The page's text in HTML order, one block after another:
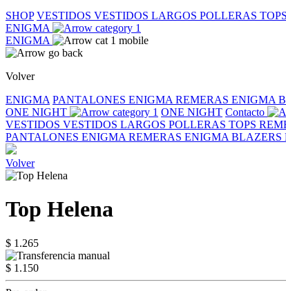
SHOP VESTIDOS VESTIDOS LARGOS POLLERAS TOPS
ENIGMA
ENIGMA
Volver
ENIGMA PANTALONES ENIGMA REMERAS ENIGMA
ONE NIGHT
ONE NIGHT Contacto
VESTIDOS VESTIDOS LARGOS POLLERAS TOPS
PANTALONES ENIGMA REMERAS ENIGMA BLAZERS
Volver
Top Helena
$ 1.265
$ 1.150